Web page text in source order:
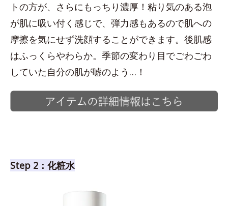
トの方が、さらにもっちり濃厚！粘り気のある泡
が肌に吸い付く感じで、弾力感もあるので肌への
摩擦を気にせず洗顔することができます。後肌感
はふっくらやわらか。季節の変わり目でごわごわ
していた自分の肌が嘘のよう…！
Step 2：化粧水